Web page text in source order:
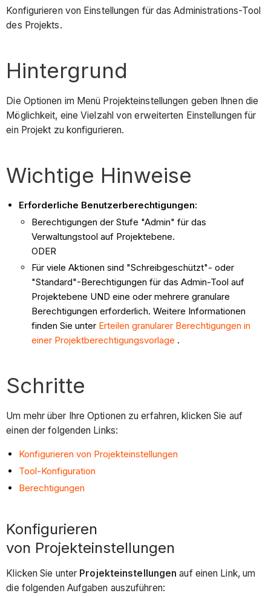
Konfigurieren von Einstellungen für das Administrations-Tool
des Projekts.
Hintergrund
Die Optionen im Menü Projekteinstellungen geben Ihnen die
Möglichkeit, eine Vielzahl von erweiterten Einstellungen für
ein Projekt zu konfigurieren.
Wichtige Hinweise
Erforderliche Benutzerberechtigungen:
Berechtigungen der Stufe "Admin" für das
Verwaltungstool auf Projektebene.
ODER
Für viele Aktionen sind "Schreibgeschützt"- oder
"Standard"-Berechtigungen für das Admin-Tool auf
Projektebene UND eine oder mehrere granulare
Berechtigungen erforderlich. Weitere Informationen
finden Sie unter Erteilen granularer Berechtigungen in
einer Projektberechtigungsvorlage .
Schritte
Um mehr über Ihre Optionen zu erfahren, klicken Sie auf
einen der folgenden Links:
Konfigurieren von Projekteinstellungen
Tool-Konfiguration
Berechtigungen
Konfigurieren
von Projekteinstellungen
Klicken Sie unter Projekteinstellungen auf einen Link, um
die folgenden Aufgaben auszuführen: